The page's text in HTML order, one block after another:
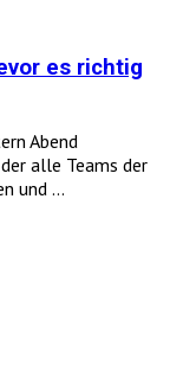
es richtig
Abend
alle Teams der
und ...